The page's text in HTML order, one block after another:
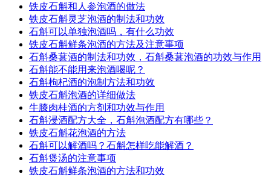
铁皮石斛和人参泡酒的做法
铁皮石斛灵芝泡酒的制法和功效
石斛可以单独泡酒吗，有什么功效
铁皮石斛鲜条泡酒的方法及注意事项
石斛桑葚酒的制法和功效，石斛桑葚泡酒的功效与作用
石斛能不能用来泡酒喝呢？
石斛枸杞酒的泡制方法和功效
铁皮石斛泡酒的详细做法
牛膝肉桂酒的方剂和功效与作用
石斛浸酒配方大全，石斛泡酒配方有哪些？
铁皮石斛花泡酒的方法
石斛可以解酒吗？石斛怎样吃能解酒？
石斛煲汤的注意事项
铁皮石斛鲜条泡酒的方法和功效